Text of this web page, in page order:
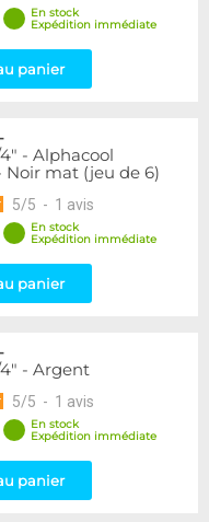
En stock
Expédition immédiate
panier
-
- Alphacool
Noir mat (jeu de 6)
5/5 - 1 avis
En stock
Expédition immédiate
panier
-
- Argent
5/5 - 1 avis
En stock
Expédition immédiate
panier